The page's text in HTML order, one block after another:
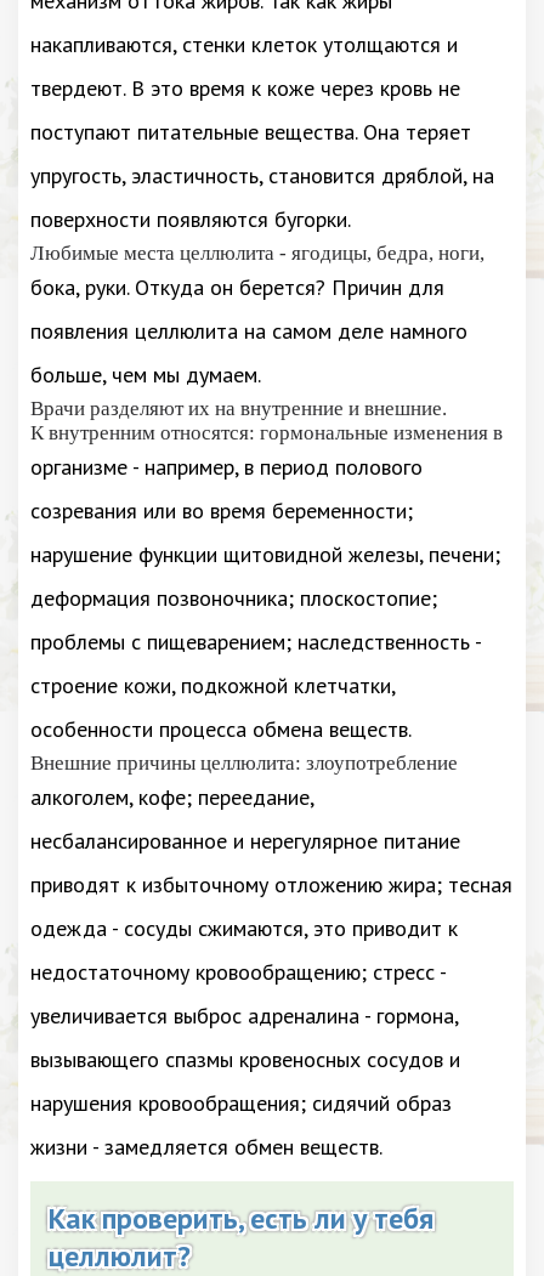
накапливаются, стенки клеток утолщаются и
твердеют. В это время к коже через кровь не
поступают питательные вещества. Она теряет
упругость, эластичность, становится дряблой, на
поверхности появляются бугорки.
Любимые места целлюлита - ягодицы, бедра, ноги,
бока, руки. Откуда он берется? Причин для
появления целлюлита на самом деле намного
больше, чем мы думаем.
Врачи разделяют их на внутренние и внешние.
К внутренним относятся: гормональные изменения в
организме - например, в период полового
созревания или во время беременности;
нарушение функции щитовидной железы, печени;
деформация позвоночника; плоскостопие;
проблемы с пищеварением; наследственность -
строение кожи, подкожной клетчатки,
особенности процесса обмена веществ.
Внешние причины целлюлита: злоупотребление
алкоголем, кофе; переедание,
несбалансированное и нерегулярное питание
приводят к избыточному отложению жира; тесная
одежда - сосуды сжимаются, это приводит к
недостаточному кровообращению; стресс -
увеличивается выброс адреналина - гормона,
вызывающего спазмы кровеносных сосудов и
нарушения кровообращения; сидячий образ
жизни - замедляется обмен веществ.
Как проверить, есть ли у тебя
целлюлит?